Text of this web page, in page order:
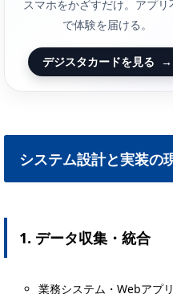
スマホをかざすだけ。アプリ
で体験を届ける。
デジスタカードを見る →
システム設計と実装の
1. データ収集・統合
業務システム・Webアプ